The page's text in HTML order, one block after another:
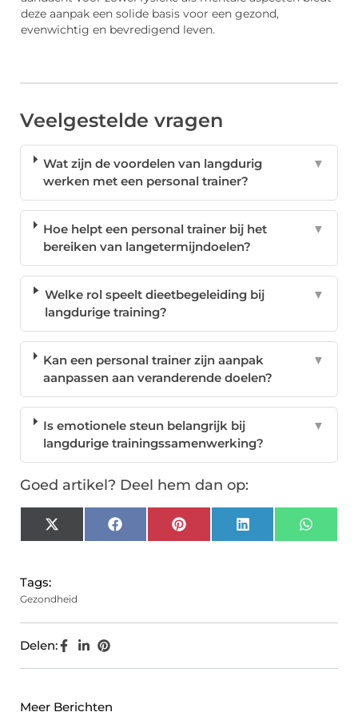
deze aanpak een solide basis voor een gezond,
evenwichtig en bevredigend leven.
Veelgestelde vragen
Wat zijn de voordelen van langdurig
werken met een personal trainer?
▼
Hoe helpt een personal trainer bij het
bereiken van langetermijndoelen?
▼
Welke rol speelt dieetbegeleiding bij
langdurige training?
▼
Kan een personal trainer zijn aanpak
aanpassen aan veranderende doelen?
▼
Is emotionele steun belangrijk bij
langdurige trainingssamenwerking?
▼
Goed artikel? Deel hem dan op:
X
(Twitter)
FacebookPinterest LinkedIn
Tags:
Gezondheid
Delen:
Meer Berichten